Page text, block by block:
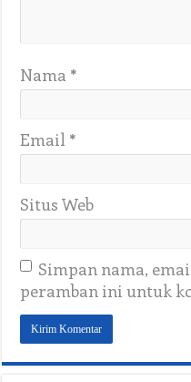
Nama *
Email *
Situs Web
Simpan nama,
peramban ini untuk